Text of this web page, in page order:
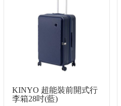
KINYO 超能裝前開式行
李箱28吋(藍)